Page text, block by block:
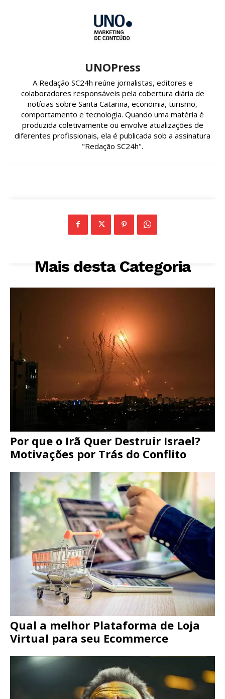
UNOPress
A Redação SC24h reúne jornalistas, editores e
colaboradores responsáveis pela cobertura diária de
notícias sobre Santa Catarina, economia, turismo,
comportamento e tecnologia. Quando uma matéria é
produzida coletivamente ou envolve atualizações de
diferentes profissionais, ela é publicada sob a assinatura
"Redação SC24h".
Mais desta Categoria
Por que o Irã Quer Destruir Israel?
Motivações por Trás do Conflito
Qual a melhor Plataforma de Loja
Virtual para seu Ecommerce